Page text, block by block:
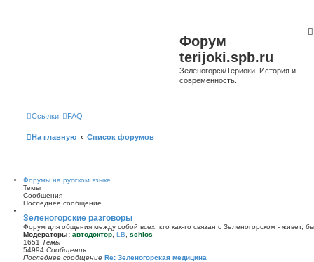
Форум
terijoki.spb.ru
Зеленогорск/Териоки. История и
современность.
Ссылки FAQ
На главную Список форумов
Форумы на русском языке
Темы
Сообщения
Последнее сообщение
Зеленогорские разговоры
Форум для общения между собой всех, кто как-то связан с Зеленогорском - живет,
Модераторы: автодоктор LB
schlos
1651 Темы
54994 Сообщения
Последнее сообщение Re: Зеленогорская медицина